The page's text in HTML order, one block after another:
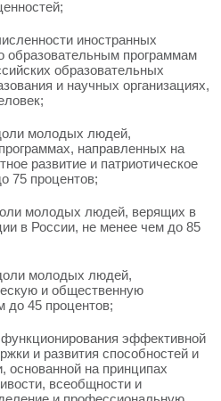
иностранных
образовательным программам
образовательных
и научных организациях,
молодых людей,
направленных на
развитие и патриотическое
75 процентов;
молодых людей, верящих в
в России, не менее чем до 85
молодых людей,
и общественную
до 45 процентов;
эффективной
и развития способностей и
основанной на принципах
всеобщности и